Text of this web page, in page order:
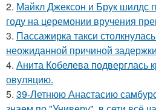
2. Майкл Джексон и Брук шилдс
году на церемонии вручения
3. Пассажирка такси
неожиданной причиной
4. Анита Кобелева подверглась
овуляцию.
5. 39-Летнюю Анастасию